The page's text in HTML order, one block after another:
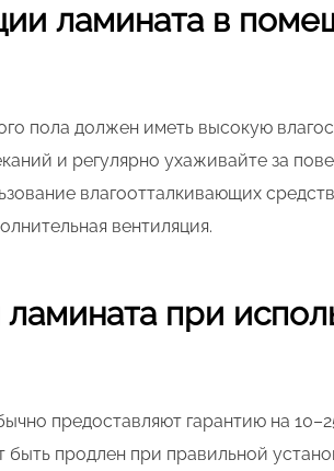
ламината в
пола должен иметь высокую
и регулярно ухаживайте за
влагоотталкивающих
вентиляция.
при
предоставляют гарантию на
продлен при правильной